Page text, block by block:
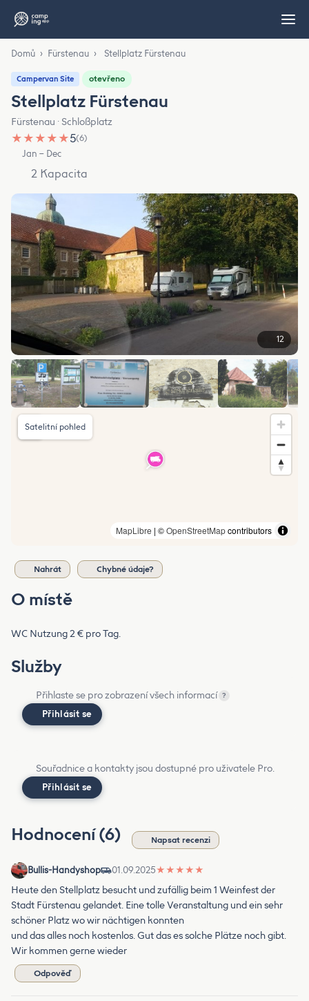
Domů › Fürstenau › Stellplatz Fürstenau
Campervan Site otevřeno
Stellplatz Fürstenau
Fürstenau · Schloßplatz
★ ★ ★ ★ ★5(6)
Jan – Dec
2 Kapacita
12
MapLibre | ©OpenStreetMapcontributors
Satelitní pohled
Nahrát Chybné údaje?
O místě
WC Nutzung 2 € pro Tag.
Služby
Přihlaste se pro zobrazení všech informací ?
Přihlásit se
Souřadnice a kontakty jsou dostupné pro uživatele Pro.
Přihlásit se
Hodnocení (6) Napsat recenzi
Bullis-Handyshop 01.09.2025★ ★ ★ ★ ★
Heute den Stellplatz besucht und zufällig beim 1 Weinfest der
Stadt Fürstenau gelandet. Eine tolle Veranstaltung und ein sehr
schöner Platz wo wir nächtigen konnten
und das alles noch kostenlos. Gut das es solche Plätze noch gibt.
Wir kommen gerne wieder
Odpověď